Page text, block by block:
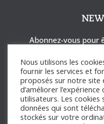
Abonnez-vous pour
actualités
Nous utilisons les
fournir les services et
proposés sur notre site
d’améliorer l’expérience
utilisateurs. Les cookies
données qui sont
stockés sur votre